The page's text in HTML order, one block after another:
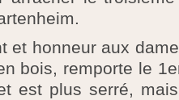
et honneur aux
bois, remporte le
est plus serré,